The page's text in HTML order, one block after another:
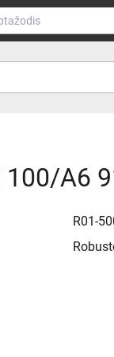
A6
R01-